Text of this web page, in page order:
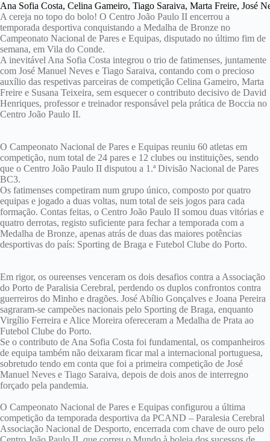
Ana Sofia Costa, Celina Gameiro, Tiago Saraiva, Marta Freire, José
A cereja no topo do bolo! O Centro João Paulo II encerrou a
temporada desportiva conquistando a Medalha de Bronze no
Campeonato Nacional de Pares e Equipas, disputado no último fim de
semana, em Vila do Conde.
A inevitável Ana Sofia Costa integrou o trio de fatimenses, juntamente
com José Manuel Neves e Tiago Saraiva, contando com o precioso
auxílio das respetivas parceiras de competição Celina Gameiro, Marta
Freire e Susana Teixeira, sem esquecer o contributo decisivo de David
Henriques, professor e treinador responsável pela prática de Boccia no
Centro João Paulo II.
O Campeonato Nacional de Pares e Equipas reuniu 60 atletas em
competição, num total de 24 pares e 12 clubes ou instituições, sendo
que o Centro João Paulo II disputou a 1.ª Divisão Nacional de Pares
BC3.
Os fatimenses competiram num grupo único, composto por quatro
equipas e jogado a duas voltas, num total de seis jogos para cada
formação. Contas feitas, o Centro João Paulo II somou duas vitórias e
quatro derrotas, registo suficiente para fechar a temporada com a
Medalha de Bronze, apenas atrás de duas das maiores potências
desportivas do país: Sporting de Braga e Futebol Clube do Porto.
Em rigor, os oureenses venceram os dois desafios contra a Associação
do Porto de Paralisia Cerebral, perdendo os duplos confrontos contra
guerreiros do Minho e dragões. José Abílio Gonçalves e Joana Pereira
sagraram-se campeões nacionais pelo Sporting de Braga, enquanto
Virgílio Ferreira e Alice Moreira ofereceram a Medalha de Prata ao
Futebol Clube do Porto.
Se o contributo de Ana Sofia Costa foi fundamental, os companheiros
de equipa também não deixaram ficar mal a internacional portuguesa,
sobretudo tendo em conta que foi a primeira competição de José
Manuel Neves e Tiago Saraiva, depois de dois anos de interregno
forçado pela pandemia.
O Campeonato Nacional de Pares e Equipas configurou a última
competição da temporada desportiva da PCAND – Paralesia Cerebral
Associação Nacional de Desporto, encerrada com chave de ouro pelo